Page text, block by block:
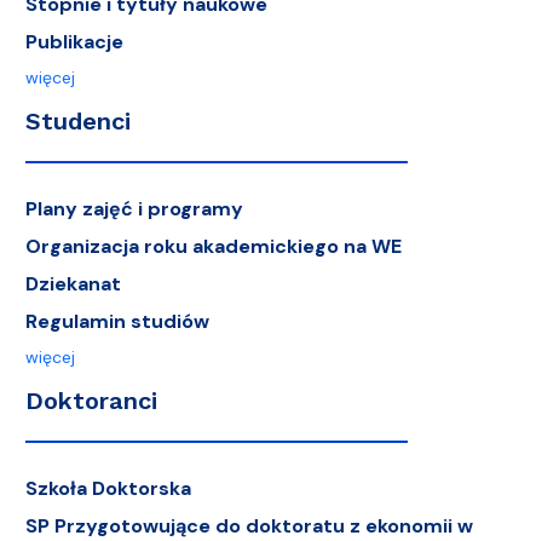
Publikacje
więcej
Studenci
Plany zajęć i programy
Organizacja roku akademickiego na WE
Dziekanat
Regulamin studiów
więcej
Doktoranci
Szkoła Doktorska
SP Przygotowujące do doktoratu z ekonomii w